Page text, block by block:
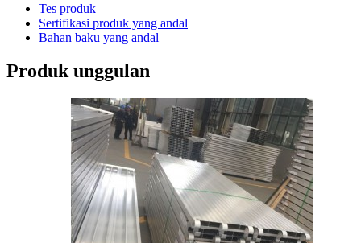
Tes produk
Sertifikasi produk yang andal
Bahan baku yang andal
Produk unggulan